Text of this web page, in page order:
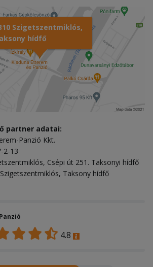
Szigetszentmiklós,
hídfő
partner adatai:
Panzió Kkt.
2-13
Csépi út 251. Taksonyi hídfő
Taksony hídfő
4.8